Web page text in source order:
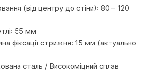
(від центру до стіни): 80 – 120
55 мм
фіксації стрижня: 15 мм (актуально
сталь / Високоміцний сплав